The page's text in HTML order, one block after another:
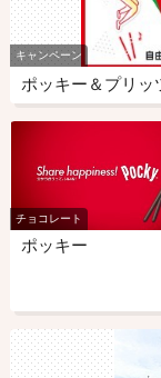
キャンペーン
ポッキー＆プリ
チョコレート
ポッキー